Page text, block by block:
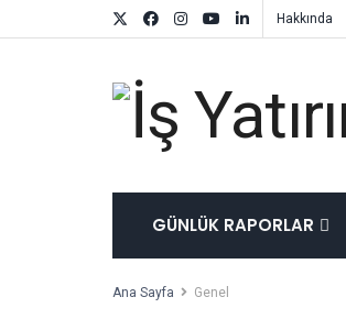
Hakkında
GÜNLÜK RAPORLAR
Ana Sayfa Genel